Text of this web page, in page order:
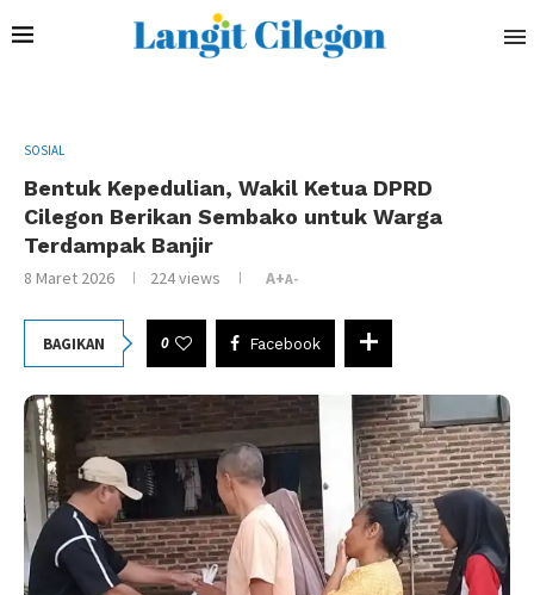
SOSIAL
Bentuk Kepedulian, Wakil Ketua DPRD
Cilegon Berikan Sembako untuk Warga
Terdampak Banjir
8 Maret 2026 224views A+A-
BAGIKAN 0 Facebook